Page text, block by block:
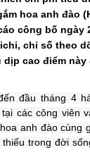
hoa anh đào
công bố ngày
chỉ số theo
cao điểm này
đầu tháng 4
các công viên
anh đào cùng
trong đời